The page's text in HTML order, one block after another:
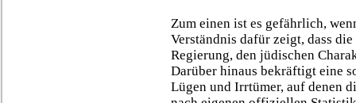
Zum einen ist es gefährlich,
Verständnis dafür zeigt, dass
Regierung, den jüdischen
Darüber hinaus bekräftigt eine
Lügen und Irrtümer, auf denen